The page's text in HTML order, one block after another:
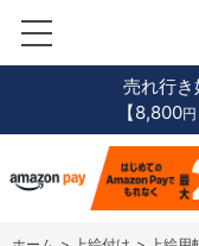
売れ行
【8,800円